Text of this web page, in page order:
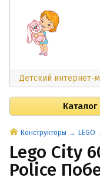
Детский интернет-
Каталог
Конструкторы LEGO
Lego City
Police